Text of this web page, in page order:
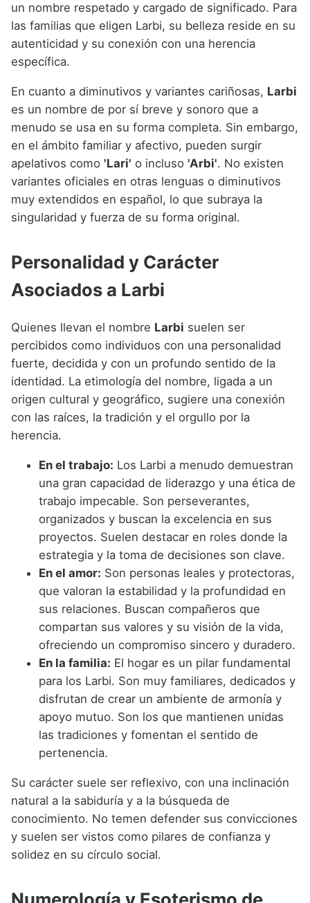
un nombre respetado y cargado de significado. Para
las familias que eligen Larbi, su belleza reside en su
autenticidad y su conexión con una herencia
específica.
En cuanto a diminutivos y variantes cariñosas, Larbi
es un nombre de por sí breve y sonoro que a
menudo se usa en su forma completa. Sin embargo,
en el ámbito familiar y afectivo, pueden surgir
apelativos como 'Lari' o incluso 'Arbi'. No existen
variantes oficiales en otras lenguas o diminutivos
muy extendidos en español, lo que subraya la
singularidad y fuerza de su forma original.
Personalidad y Carácter
Asociados a Larbi
Quienes llevan el nombre Larbi suelen ser
percibidos como individuos con una personalidad
fuerte, decidida y con un profundo sentido de la
identidad. La etimología del nombre, ligada a un
origen cultural y geográfico, sugiere una conexión
con las raíces, la tradición y el orgullo por la
herencia.
En el trabajo: Los Larbi a menudo demuestran
una gran capacidad de liderazgo y una ética de
trabajo impecable. Son perseverantes,
organizados y buscan la excelencia en sus
proyectos. Suelen destacar en roles donde la
estrategia y la toma de decisiones son clave.
En el amor: Son personas leales y protectoras,
que valoran la estabilidad y la profundidad en
sus relaciones. Buscan compañeros que
compartan sus valores y su visión de la vida,
ofreciendo un compromiso sincero y duradero.
En la familia: El hogar es un pilar fundamental
para los Larbi. Son muy familiares, dedicados y
disfrutan de crear un ambiente de armonía y
apoyo mutuo. Son los que mantienen unidas
las tradiciones y fomentan el sentido de
pertenencia.
Su carácter suele ser reflexivo, con una inclinación
natural a la sabiduría y a la búsqueda de
conocimiento. No temen defender sus convicciones
y suelen ser vistos como pilares de confianza y
solidez en su círculo social.